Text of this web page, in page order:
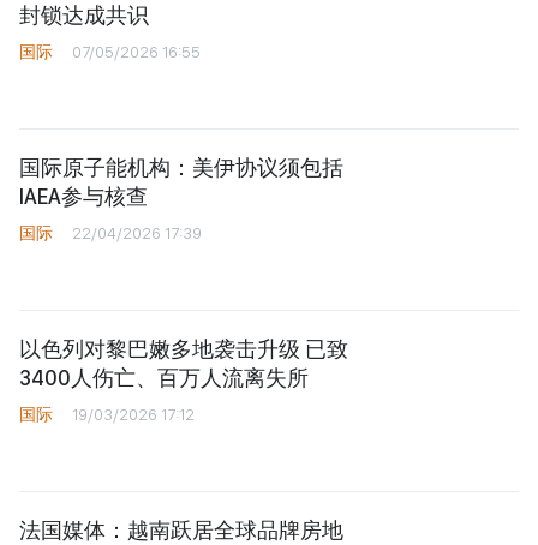
封锁达成共识
国际 07/05/2026 16:55
国际原子能机构：美伊协议须包括
IAEA参与核查
国际 22/04/2026 17:39
以色列对黎巴嫩多地袭击升级 已致
3400人伤亡、百万人流离失所
国际 19/03/2026 17:12
法国媒体：越南跃居全球品牌房地